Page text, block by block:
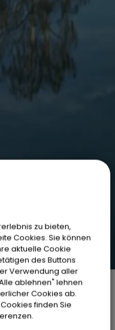
Rathaus
zu bieten,
Cookies. Sie können
aktuelle Cookie
des Buttons
Verwendung aller
ablehnen" lehnen
Cookies ab.
finden Sie